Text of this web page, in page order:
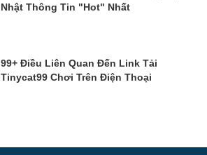
Nhật Thông Tin "Hot" Nhất
99+ Điều Liên Quan Đến Link Tải
Tinycat99 Chơi Trên Điện Thoại